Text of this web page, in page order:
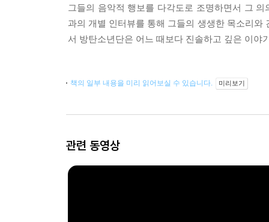
그들의 음악적 행보를 다각도로 조명하면서 그
과의 개별 인터뷰를 통해 그들의 생생한 목소리
서 방탄소년단은 어느 때보다 진솔하고 깊은 이야
책의 일부 내용을 미리 읽어보실 수 있습니다. 미리보기
관련 동영상